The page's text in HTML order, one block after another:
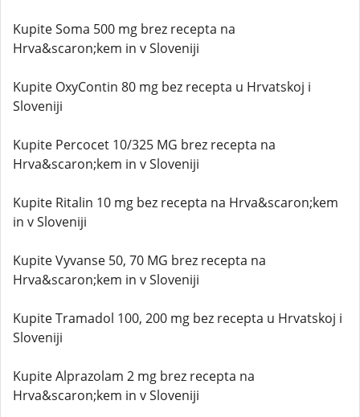
Kupite Soma 500 mg brez recepta na
Hrva&scaron;kem in v Sloveniji
Kupite OxyContin 80 mg bez recepta u Hrvatskoj i
Sloveniji
Kupite Percocet 10/325 MG brez recepta na
Hrva&scaron;kem in v Sloveniji
Kupite Ritalin 10 mg bez recepta na Hrva&scaron;kem
in v Sloveniji
Kupite Vyvanse 50, 70 MG brez recepta na
Hrva&scaron;kem in v Sloveniji
Kupite Tramadol 100, 200 mg bez recepta u Hrvatskoj i
Sloveniji
Kupite Alprazolam 2 mg brez recepta na
Hrva&scaron;kem in v Sloveniji